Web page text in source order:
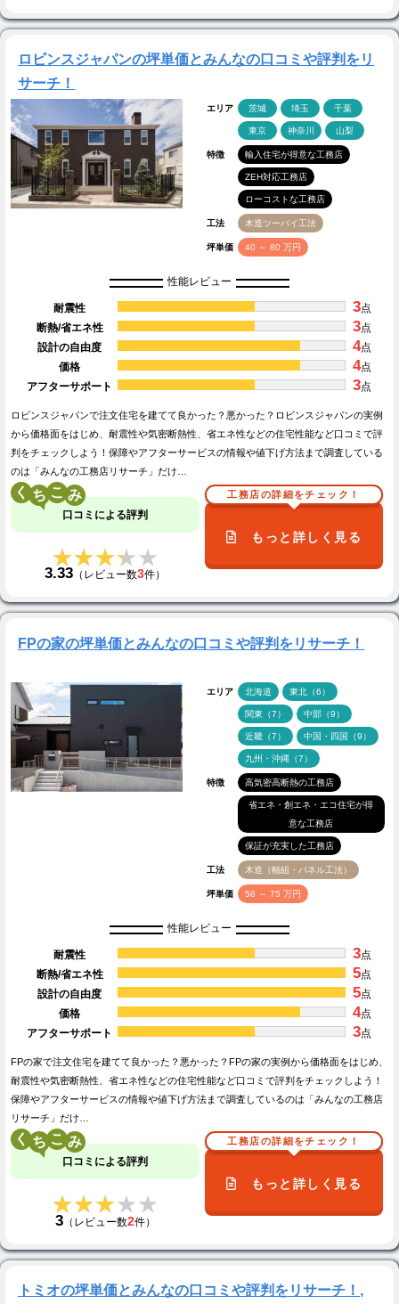
ロビンスジャパンの坪単価とみんなの口コミや評判をリ
サーチ！
エリア 茨城 埼玉 千葉
東京 神奈川 山梨
特徴 輸入住宅が得意な工務店
ZEH対応工務店
ローコストな工務店
工法 木造ツーバイ工法
坪単価 40 ～ 80 万円
性能レビュー
耐震性 3点
断熱/省エネ性
3点
設計の自由度
4点
価格
4点
アフターサポート
3点
ロビンスジャパンで注文住宅を建てて良かった？悪かった？ロビンスジャパンの実例
から価格面をはじめ、耐震性や気密断熱性、省エネ性などの住宅性能など口コミで評
判をチェックしよう！保障やアフターサービスの情報や値下げ方法まで調査している
のは「みんなの工務店リサーチ」だけ…
く こ
口コミによる評判
★★★★★
★★★★★
3.33 （レビュー数3件）
工務店の詳細をチェック！
もっと詳しく見る
FPの家の坪単価とみんなの口コミや評判をリサーチ！
エリア 北海道 東北（6）
関東（7） 中部（9）
近畿（7） 中国・四国（9）
九州・沖縄（7）
特徴 高気密高断熱の工務店
省エネ・創エネ・エコ住宅が得
意な工務店
保証が充実した工務店
工法 木造（軸組・パネル工法）
坪単価 58 ～ 75 万円
性能レビュー
耐震性 3点
断熱/省エネ性
5点
設計の自由度
5点
価格
4点
アフターサポート
3点
FPの家で注文住宅を建てて良かった？悪かった？FPの家の実例から価格面をはじめ、
耐震性や気密断熱性、省エネ性などの住宅性能など口コミで評判をチェックしよう！
保障やアフターサービスの情報や値下げ方法まで調査しているのは「みんなの工務店
リサーチ」だけ…
く こ
口コミによる評判
★★★★★
★★★★★
3（レビュー数2件）
工務店の詳細をチェック！
もっと詳しく見る
トミオの坪単価とみんなの口コミや評判をリサーチ！,